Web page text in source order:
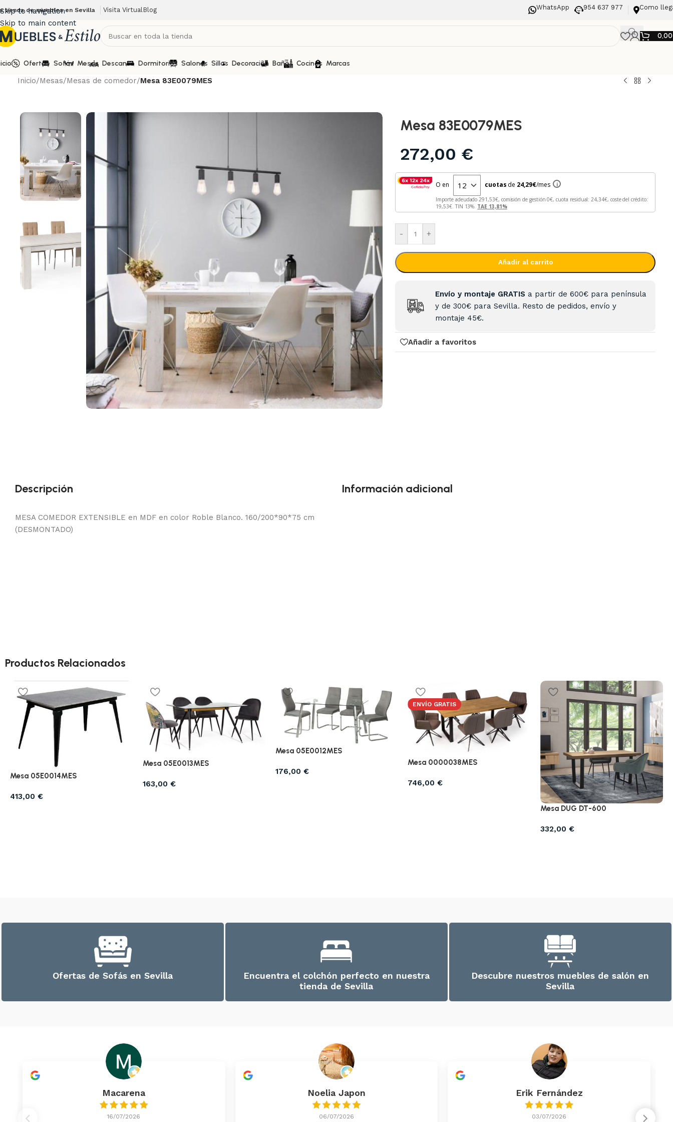
Skip to navigation
Skip to main content
tienda de muebles en Sevilla Visita VirtualBlog WhatsApp 954 637 977 Como
Ofertas Sofás Mesas Descanso Dormitorios Salones Sillas Decoración Baños Cocinas Marcas
Inicio/Mesas/Mesas de comedor/Mesa 83E0079MES
Mesa 83E0079MES
272,00 €
O en cuotas de 24,29€/mes i
Importe adeudado 291,53 €, comisión de gestión0 €, cuota residual: 24,34
€, coste del crédito:
19,53€. TIN 13%. TAE 13,81%
- +
Añadir al carrito
Envío y montaje GRATIS a partir de 600€ para península
y de 300€ para Sevilla. Resto de pedidos, envío y
montaje 45€.
Añadir a favoritos
Descripción
MESA COMEDOR EXTENSIBLE en MDF en color Roble Blanco. 160/200*90*75 cm
(DESMONTADO)
Información adicional
Productos Relacionados
Mesa 05E0014MES
413,00 €
Mesa 05E0013MES
163,00 €
Mesa 05E0012MES
176,00 €
ENVÍO GRATIS
Mesa 0000038MES
746,00€
Mesa DUG DT-600
332,00€
Ofertas de Sofás en Sevilla
Encuentra el colchón perfecto en nuestra
tienda de Sevilla
Descubre nuestros muebles de salón en
Sevilla
Macarena
16/07/2026
Noelia Japon
06/07/2026
Erik Fernández
03/07/2026